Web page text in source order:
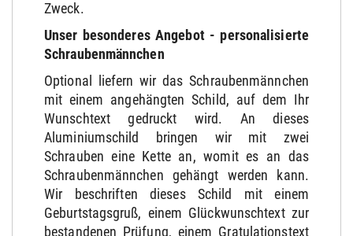
Zweck.
Unser besonderes Angebot - personalisierte
Schraubenmännchen
Optional liefern wir das Schraubenmännchen
mit einem angehängten Schild, auf dem Ihr
Wunschtext gedruckt wird. An dieses
Aluminiumschild bringen wir mit zwei
Schrauben eine Kette an, womit es an das
Schraubenmännchen gehängt werden kann.
Wir beschriften dieses Schild mit einem
Geburtstagsgruß, einem Glückwunschtext zur
bestandenen Prüfung, einem Gratulationstext